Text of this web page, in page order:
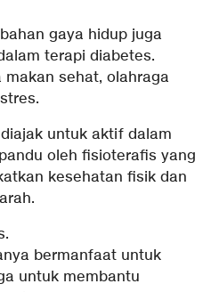
gaya hidup juga
terapi diabetes.
makan sehat, olahraga
untuk aktif dalam
oleh fisioterafis yang
kesehatan fisik dan
bermanfaat untuk
untuk membantu